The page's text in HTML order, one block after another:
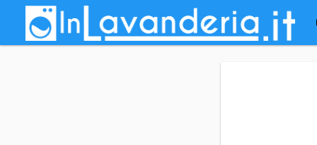
Salta al contenuto principale